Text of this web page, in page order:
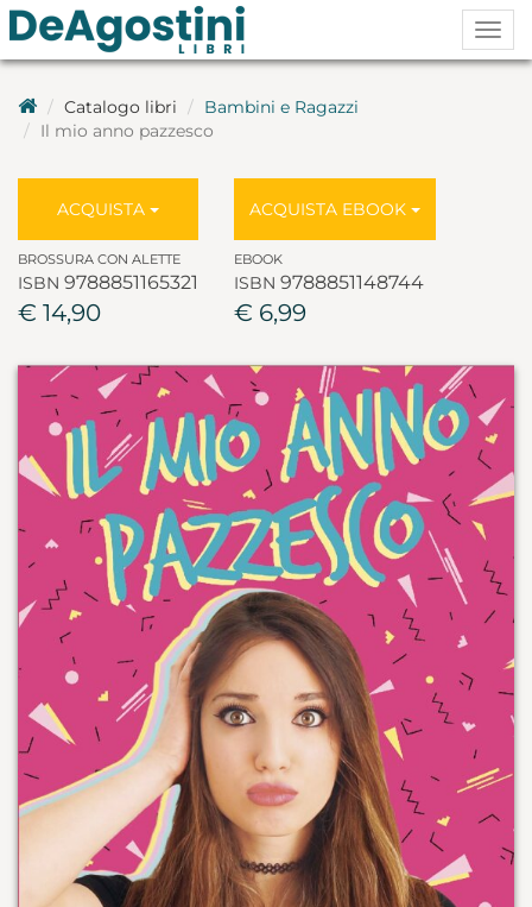
Catalogo libri
Bambini e Ragazzi
Il mio anno pazzesco
ACQUISTA
BROSSURA CON ALETTE
ISBN 9788851165321
€ 14,90
ACQUISTA EBOOK
EBOOK
ISBN 9788851148744
€ 6,99